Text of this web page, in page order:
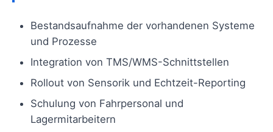
Bestandsaufnahme der vorhandenen Systeme
und Prozesse
Integration von TMS/WMS-Schnittstellen
Rollout von Sensorik und Echtzeit-Reporting
Schulung von Fahrpersonal und
Lagermitarbeitern